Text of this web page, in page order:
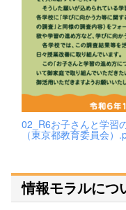
02_R6お子さんと学習
（東京都教育委員会）
情報モラルにつ